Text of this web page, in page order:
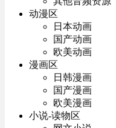
动漫区
日本动画
国产动画
欧美动画
漫画区
日韩漫画
国产漫画
欧美漫画
小说-读物区